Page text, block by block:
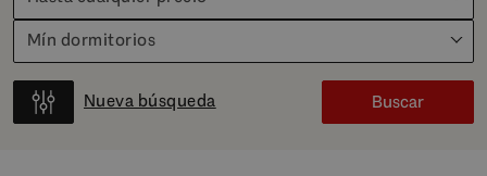
Mín dormitorios
Nueva búsqueda Buscar